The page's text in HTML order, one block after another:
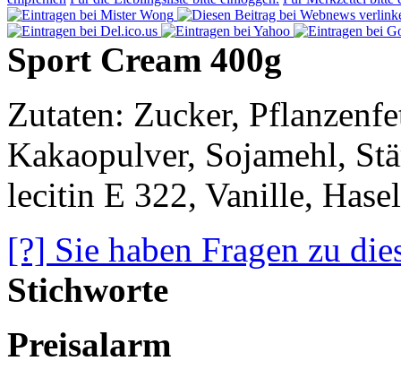
Sport Cream 400g
Zutaten: Zucker,
Kakaopulver, Sojamehl,
lecitin E 322, Vanille,
[?] Sie haben Fragen zu
Stichworte
Preisalarm